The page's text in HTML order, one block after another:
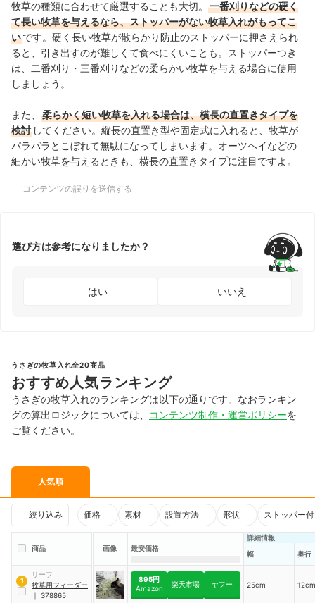
牧草の種類に合わせて厳選することも大切。
一番刈りなどの硬く
て長い牧草を与えるなら、ストッパーがない牧草入れがもってこ
いです。硬く長い牧草が散らかり防止のストッパーに押さえられ
ると、引き出すのが難しくて食べにくいことも。ストッパーつき
は、二番刈り・三番刈りなどの柔らかい牧草を与える場合に使用
しましょう。
また、
柔らかく短い牧草を入れる場合は、横長の直置きタイプを
検討 してください。縦長の直置き型や固定式に入れると、牧草が
パラパラとこぼれて無駄になってしまいます。オーツヘイなどの
細かい牧草を与えるときも、横長の直置きタイプに注目ですよ。
コンテンツの誤りを送信する
選び方は参考になりましたか？
はい いいえ
うさぎの牧草入れ全20商品
おすすめ人気ランキング
うさぎの牧草入れのランキングは以下の通りです。なおランキン
グの算出ロジックについては、
コンテンツ制作・運営ポリシーを
ご覧ください。
人気順
絞り込み 価格 素材 設置方法 形状 ストッパー
商品 画像 最安価格
詳細情報
幅
奥行
1
リーフ
牧草用フィーダー
｜ 378865
895円
Amazon
楽天市場 ヤフー 25cm 12cm